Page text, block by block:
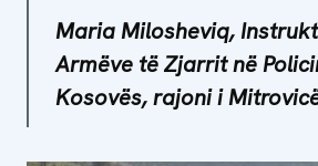
Maria Milosheviq,
Armëve të Zjarrit në
Kosovës, rajoni i